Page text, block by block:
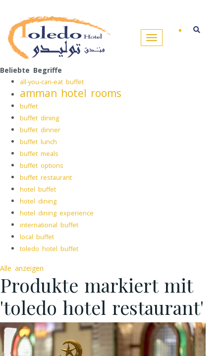
Beliebte Begriffe
all-you-can-eat buffet
amman hotel rooms
buffet
buffet dining
buffet dinner
buffet lunch
buffet meals
buffet options
buffet restaurant
hotel buffet
hotel dining
hotel dining experience
international buffet
local buffet
toledo hotel buffet
Alle anzeigen
Produkte markiert mit
'toledo hotel restaurant'